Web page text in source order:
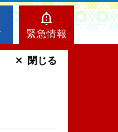
緊急情報
閉じる